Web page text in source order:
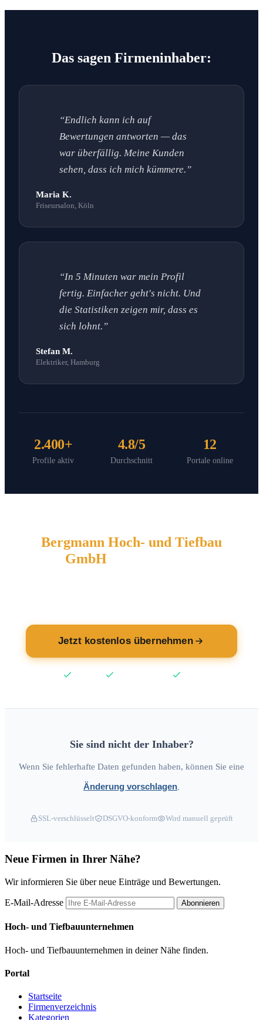
Das sagen Firmeninhaber:
“Endlich kann ich auf
Bewertungen antworten — das
war überfällig. Meine Kunden
sehen, dass ich mich kümmere.”
Maria K.
Friseursalon, Köln
“In 5 Minuten war mein Profil
fertig. Einfacher geht's nicht. Und
die Statistiken zeigen mir, dass es
sich lohnt.”
Stefan M.
Elektriker, Hamburg
2.400+
Profile aktiv
4.8/5
Durchschnitt
12
Portale online
Bergmann Hoch- und Tiefbau
GmbH
Jetzt kostenlos übernehmen
Sie sind nicht der Inhaber?
Wenn Sie fehlerhafte Daten gefunden haben, können Sie eine
Änderung vorschlagen
SSL-verschlüsselt DSGVO-konform Wird manuell geprüft
Neue Firmen in Ihrer Nähe?
Wir informieren Sie über neue Einträge und Bewertungen.
E-Mail-Adresse Abonnieren
Hoch- und Tiefbauunternehmen
Hoch- und Tiefbauunternehmen in deiner Nähe finden.
Portal
Startseite
Firmenverzeichnis
Kategorien